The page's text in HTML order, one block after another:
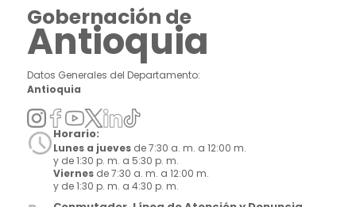
Gobernación de
Antioquia
Datos Generales del Departamento:
Antioquia
Horario:
Lunes a jueves de 7:30 a. m. a 12:00 m.
y de 1:30 p. m. a 5:30 p. m.
Viernes de 7:30 a. m. a 12:00 m.
y de 1:30 p. m. a 4:30 p. m.